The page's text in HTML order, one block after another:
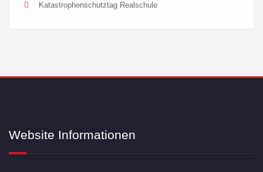
Katastrophenschutztag Realschule
Website Informationen